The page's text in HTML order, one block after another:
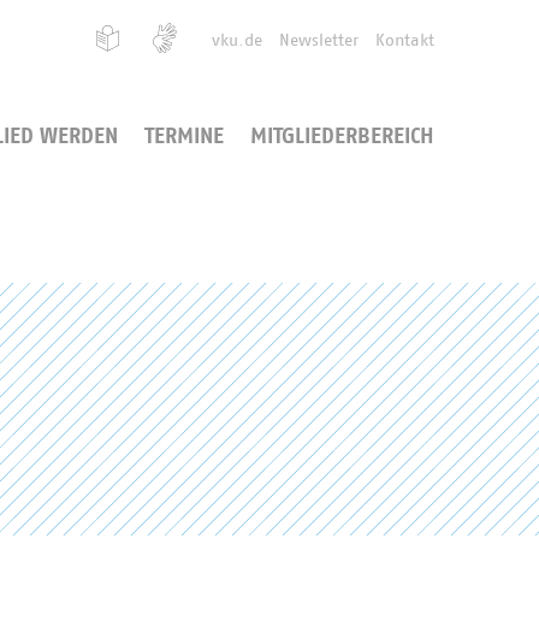
vku.de Newsletter Kontakt
WERDEN TERMINE MITGLIEDERBEREICH